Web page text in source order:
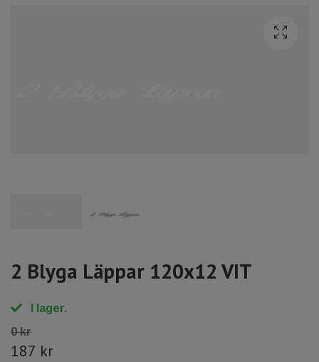
2 Blyga Läppar 120x12 VIT
I lager.
0 kr
187 kr